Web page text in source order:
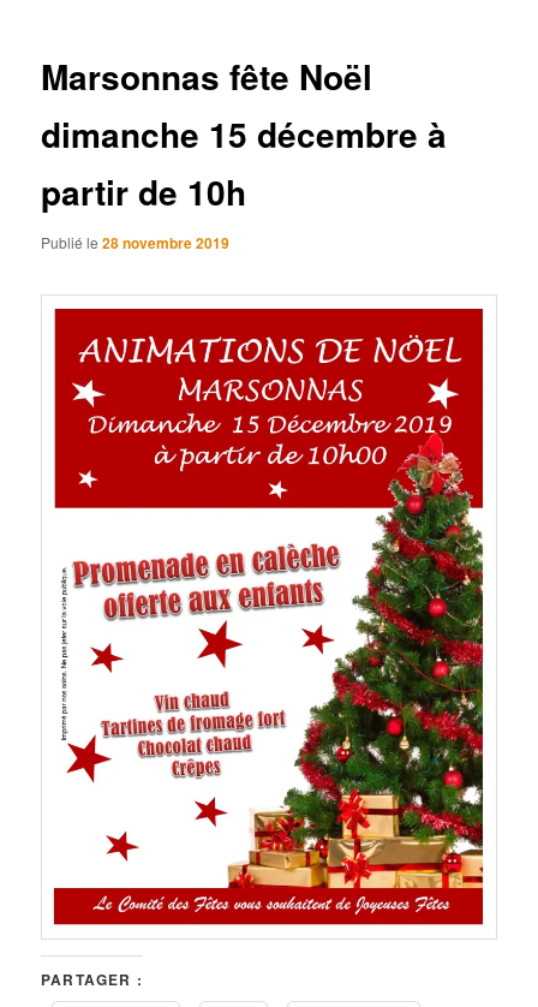
Marsonnas fête Noël
dimanche 15 décembre à
partir de 10h
Publié le28 novembre 2019
PARTAGER :